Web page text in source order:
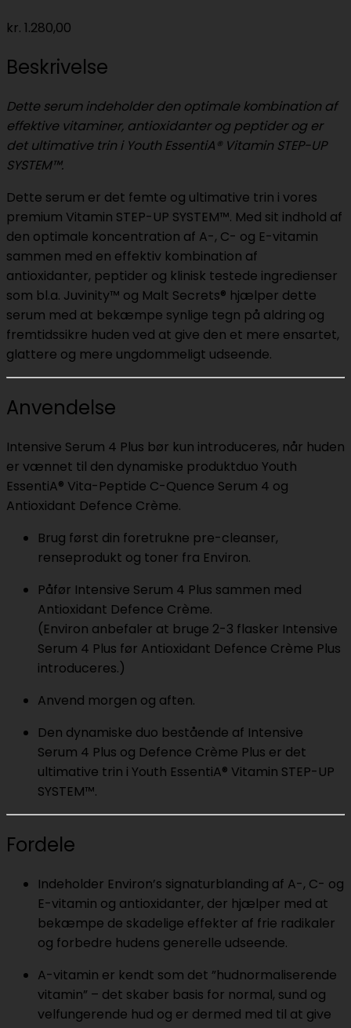
kr. 1.280,00
Beskrivelse
Dette serum indeholder den optimale kombination af
effektive vitaminer, antioxidanter og peptider og er
det ultimative trin i Youth EssentiA® Vitamin STEP-UP
SYSTEM™.
Dette serum er det femte og ultimative trin i vores
premium Vitamin STEP-UP SYSTEM™. Med sit indhold af
den optimale koncentration af A-, C- og E-vitamin
sammen med en effektiv kombination af
antioxidanter, peptider og klinisk testede ingredienser
som bl.a. Juvinity™ og Malt Secrets® hjælper dette
serum med at bekæmpe synlige tegn på aldring og
fremtidssikre huden ved at give den et mere ensartet,
glattere og mere ungdommeligt udseende.
Anvendelse
Intensive Serum 4 Plus bør kun introduceres, når huden
er vænnet til den dynamiske produktduo Youth
EssentiA® Vita-Peptide C-Quence Serum 4 og
Antioxidant Defence Crème.
Brug først din foretrukne pre-cleanser,
renseprodukt og toner fra Environ.
Påfør Intensive Serum 4 Plus sammen med
Antioxidant Defence Crème.
(Environ anbefaler at bruge 2-3 flasker Intensive
Serum 4 Plus før Antioxidant Defence Crème Plus
introduceres.)
Anvend morgen og aften.
Den dynamiske duo bestående af Intensive
Serum 4 Plus og Defence Crème Plus er det
ultimative trin i Youth EssentiA® Vitamin STEP-UP
SYSTEM™.
Fordele
Indeholder Environ’s signaturblanding af A-, C- og
E-vitamin og antioxidanter, der hjælper med at
bekæmpe de skadelige effekter af frie radikaler
og forbedre hudens generelle udseende.
A-vitamin er kendt som det ”hudnormaliserende
vitamin” – det skaber basis for normal, sund og
velfungerende hud og er dermed med til at give